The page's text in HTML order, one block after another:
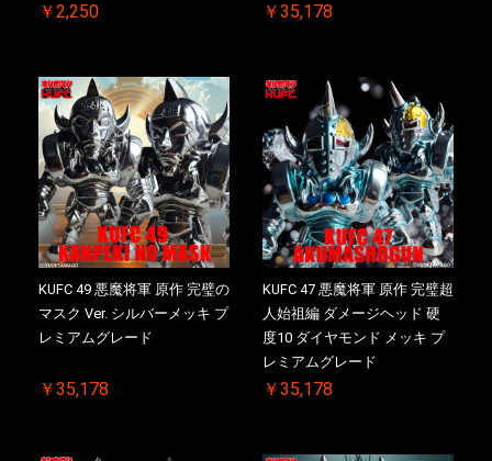
￥2,250 ￥35,178
KUFC 49 悪魔将軍 原作 完璧の
マスク Ver. シルバーメッキ プ
レミアムグレード
￥35,178
KUFC 47 悪魔将軍 原作 完璧超
人始祖編 ダメージヘッド 硬
度10 ダイヤモンド メッキ プ
レミアムグレード
￥35,178